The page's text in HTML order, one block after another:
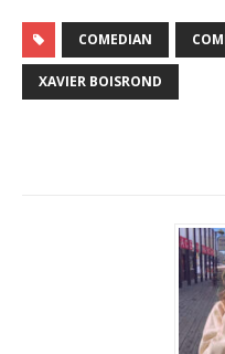
COMEDIAN
XAVIER BOISROND